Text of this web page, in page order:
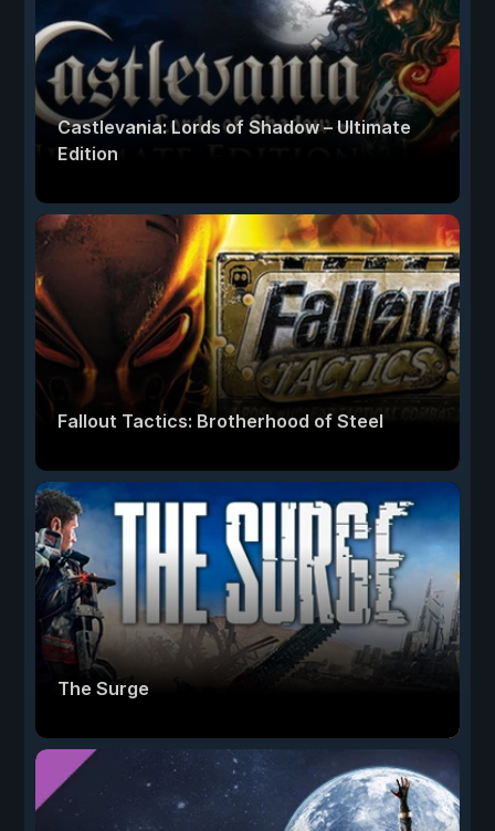
Castlevania: Lords of Shadow – Ultimate
Edition
Fallout Tactics: Brotherhood of Steel
The Surge